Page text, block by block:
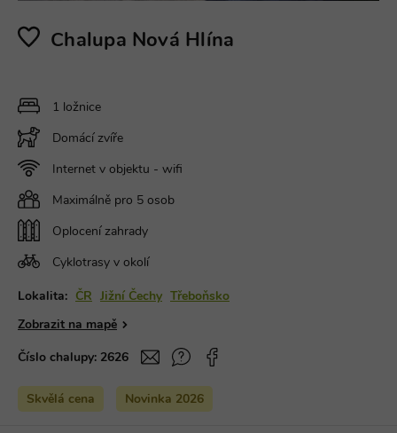
Chalupa Nová Hlína
1 ložnice
Domácí zvíře
Internet v objektu - wifi
Maximálně pro 5 osob
Oplocení zahrady
Cyklotrasy v okolí
Lokalita: ČR Jižní Čechy Třeboňsko
Zobrazit na mapě
Číslo chalupy: 2626
Skvělá cena Novinka 2026